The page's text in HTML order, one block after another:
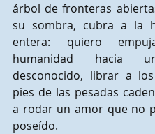
árbol de fronteras
su sombra, cubra a la
entera: quiero
humanidad hacia
desconocido, librar a
pies de las pesadas
a rodar un amor que no
poseído.